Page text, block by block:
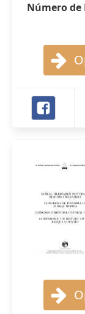
Número de